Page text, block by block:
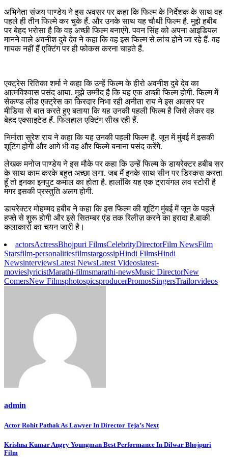
अभिनेता संजय पाण्डेय ने इस अवसर पर कहा कि फिल्म के निर्देशक के साथ वह
पहले ही तीन फिल्मे कर चुके हैं. और उनके साथ यह चौथी फिल्म है. मुझे हबीब
पर बेहद भरोसा है कि वह अच्छी फिल्म बनाएंगे. पवन सिंह को अपना आइडियल
मानने वाले अवनीश दुबे देव ने कहा कि वह इस फिल्म से लांच होने जा रहे हैं. वह
गायक नहीं हैं एक्टिंग पर ही फोकस करना चाहते हैं.
एक्ट्रेस रितिका शर्मा ने कहा कि उन्हें फिल्म के हीरो अवनीश दुबे देव का
आत्मविश्वास पसंद आया. मुझे उम्मीद है कि यह एक अच्छी फिल्म होगी. फिल्म में
सेकण्ड लीड एक्ट्रेस का किरदार निभा रही अनीता राय ने इस अवसर पर
मीडिया से बात करते हुए बताया कि यह उनकी पहली फिल्म है जिसे लेकर वह
बेहद एक्साइटेड हैं. फिलहाल एक्टिंग सीख रही हैं.
निर्माता सुरेश राय ने कहा कि यह उनकी पहली फिल्म है. जून में मुंबई में इसकी
शूटिंग होगी और आगे भी वह और फिल्मे बनाना पसंद करेंगे.
लेखक मनोज पाण्डेय ने इस मौके पर कहा कि उन्हें फिल्म के डायरेक्टर हबीब सर
के साथ काम करके बहुत अच्छा लगा. जब मैं इनके साथ सीन पर डिस्कस करता
हूँ तो इनका इनपुट कमाल का होता है. हालाँकि यह एक ट्रायंगल लव स्टोरी है
मगर इसकी प्रस्तुति अलग होगी.
डायरेक्टर मोहम्मद हबीब ने कहा कि इस फिल्म की शूटिंग मुंबई में जून के पहले
हफ्ते से शुरू होगी और इसे सितम्बर एंड तक रिलीज़ करने का इरादा है.बाकी
कलाकारो का चयन जारी है।
actorsActressBhojpuri FilmsCelebrityDirectorFilm NewsFilm
Starsfilm-personalitiesfilmstargossipHindi FilmsHindi
NewsinterviewsLatest NewsLatest Videoslatest-
movieslyricistMarathi-filmsmarathi-newsMusic DirectorNew
ComersNew FilmsphotospicsproducerPromosSingersTrailorvideos
admin
Post
navigation
Actor Rohit Pathak As Lawyer In Director Teja’s Next
Krishna Kumar Angry Youngman Best Performance In Dilwar Bhojpuri
Film